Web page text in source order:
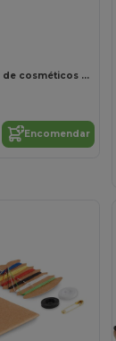
OSOLE COS Saco de cosméticos Fairtrade
Encomendar